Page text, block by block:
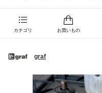
カテゴリ お買いもの
graf